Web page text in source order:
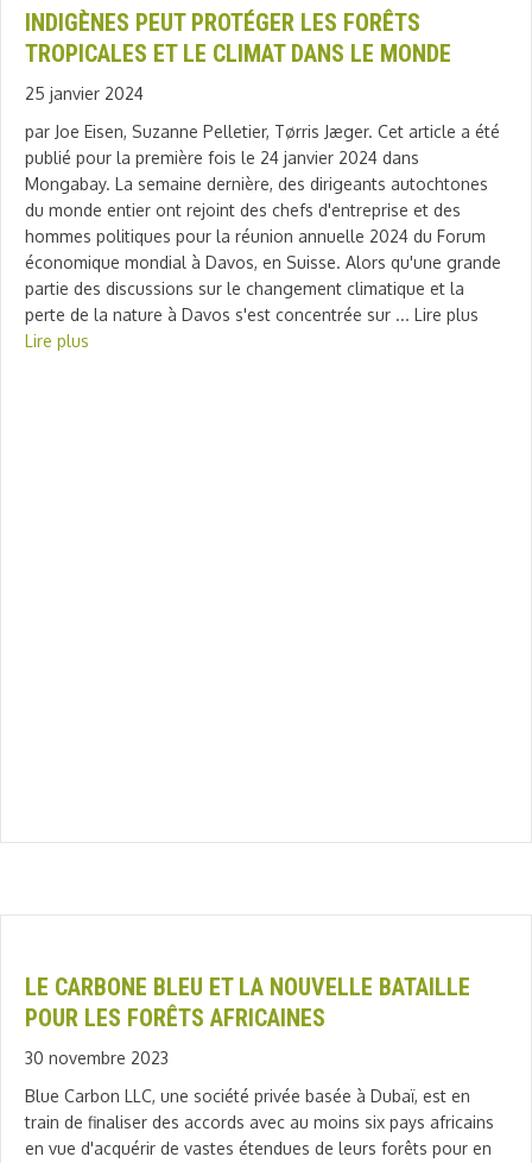
INDIGÈNES PEUT PROTÉGER LES FORÊTS
TROPICALES ET LE CLIMAT DANS LE MONDE
25 janvier 2024
par Joe Eisen, Suzanne Pelletier, Tørris Jæger. Cet article a été
publié pour la première fois le 24 janvier 2024 dans
Mongabay. La semaine dernière, des dirigeants autochtones
du monde entier ont rejoint des chefs d'entreprise et des
hommes politiques pour la réunion annuelle 2024 du Forum
économique mondial à Davos, en Suisse. Alors qu'une grande
partie des discussions sur le changement climatique et la
perte de la nature à Davos s'est concentrée sur ... Lire plus
Lire plus
LE CARBONE BLEU ET LA NOUVELLE BATAILLE
POUR LES FORÊTS AFRICAINES
30 novembre 2023
Blue Carbon LLC, une société privée basée à Dubaï, est en
train de finaliser des accords avec au moins six pays africains
en vue d'acquérir de vastes étendues de leurs forêts pour en